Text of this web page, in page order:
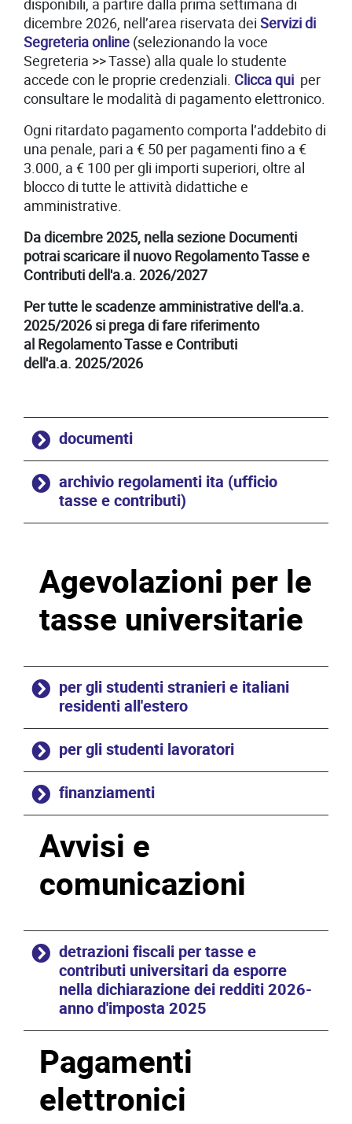
disponibili, a partire dalla prima settimana di
dicembre 2026, nell’area riservata dei Servizi di
Segreteria online (selezionando la voce
Segreteria >> Tasse) alla quale lo studente
accede con le proprie credenziali. Clicca qui per
consultare le modalità di pagamento elettronico.
Ogni ritardato pagamento comporta l’addebito di
una penale, pari a € 50 per pagamenti fino a €
3.000, a € 100 per gli importi superiori, oltre al
blocco di tutte le attività didattiche e
amministrative.
Da dicembre 2025, nella sezione Documenti
potrai scaricare il nuovo Regolamento Tasse e
Contributi dell'a.a. 2026/2027
Per tutte le scadenze amministrative dell'a.a.
2025/2026 si prega di fare riferimento
al Regolamento Tasse e Contributi
dell'a.a. 2025/2026
documenti
archivio regolamenti ita (ufficio
tasse e contributi)
Agevolazioni per le
tasse universitarie
per gli studenti stranieri e italiani
residenti all'estero
per gli studenti lavoratori
finanziamenti
Avvisi e
comunicazioni
detrazioni fiscali per tasse e
contributi universitari da esporre
nella dichiarazione dei redditi 2026-
anno d'imposta 2025
Pagamenti
elettronici